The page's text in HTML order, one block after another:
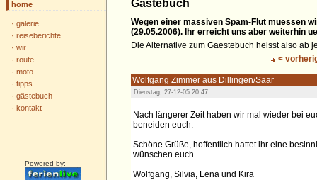
Gästebuch
Wegen einer massiven Spam-Flut muessen
(29.05.2006). Ihr erreicht uns aber weiterhin
Die Alternative zum Gaestebuch heisst also ab
<
Wolfgang Zimmer aus Dillingen/Saar
Dienstag, 27-12-05 20:47
Nach längerer Zeit haben wir mal wieder bei
beneiden euch.
Schöne Grüße, hoffentlich hattet ihr eine
wünschen euch
Wolfgang, Silvia, Lena und Kira
home
· galerie
· reiseberichte
· wir
· route
· moto
· tipps
· gästebuch
· kontakt
Powered by: